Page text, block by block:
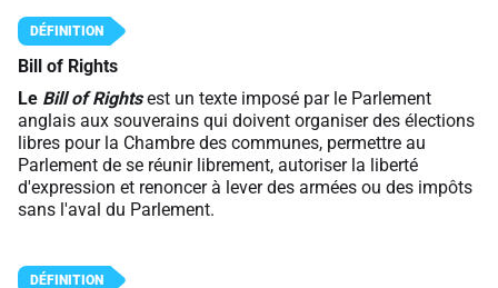
Pour profiter de 10 contenus offerts.
Bill of Rights
Le Bill of Rights est un texte imposé par le Parlement
anglais aux souverains qui doivent organiser des élections
libres pour la Chambre des communes, permettre au
Parlement de se réunir librement, autoriser la liberté
d'expression et renoncer à lever des armées ou des impôts
sans l'aval du Parlement.